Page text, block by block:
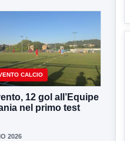
CALCIO
12 gol all’Equipe
nel primo test
2026